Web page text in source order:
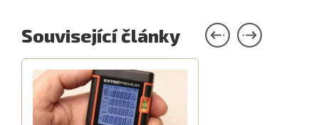
Související články